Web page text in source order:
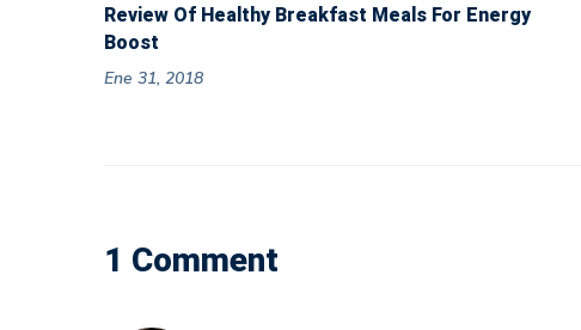
Review Of Healthy Breakfast Meals For Energy
Boost
Ene 31, 2018
1 Comment